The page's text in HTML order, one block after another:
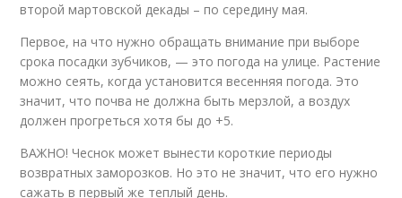
второй мартовской декады – по середину мая.
Первое, на что нужно обращать внимание при выборе
срока посадки зубчиков, — это погода на улице. Растение
можно сеять, когда установится весенняя погода. Это
значит, что почва не должна быть мерзлой, а воздух
должен прогреться хотя бы до +5.
ВАЖНО! Чеснок может вынести короткие периоды
возвратных заморозков. Но это не значит, что его нужно
сажать в первый же теплый день.